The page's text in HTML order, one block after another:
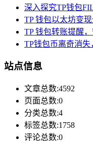
深入探究TP钱包
TP 钱包以太坊变
TP 钱包转账提醒
TP钱包币离奇消
站点信息
文章总数:4592
页面总数:0
分类总数:4
标签总数:1758
评论总数:0